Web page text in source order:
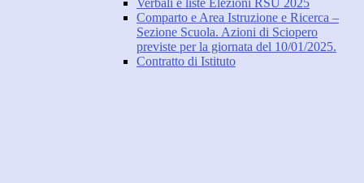
Verbali e liste Elezioni RSU 2025
Comparto e Area Istruzione e Ricerca –
Sezione Scuola. Azioni di Sciopero
previste per la giornata del 10/01/2025.
Contratto di Istituto